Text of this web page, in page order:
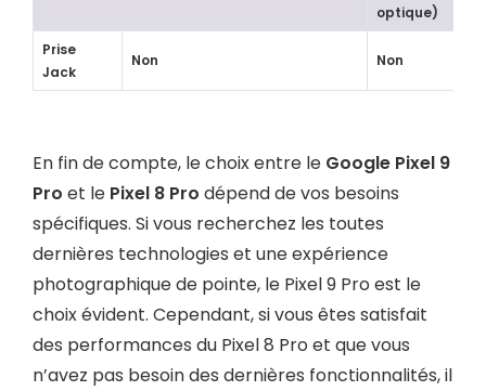
optique)
Prise
Jack
Non Non
En fin de compte, le choix entre le Google Pixel 9
Pro et le Pixel 8 Pro dépend de vos besoins
spécifiques. Si vous recherchez les toutes
dernières technologies et une expérience
photographique de pointe, le Pixel 9 Pro est le
choix évident. Cependant, si vous êtes satisfait
des performances du Pixel 8 Pro et que vous
n’avez pas besoin des dernières fonctionnalités, il